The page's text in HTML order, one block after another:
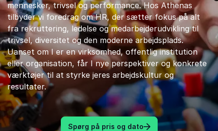
mennesker, trivsel og performance. Hos Athenas
tilbyder vi foredrag om HR, der sætter fokus på alt
fra rekruttering, ledelse og medarbejderudvikling til
trivsel, diversitet og den moderne arbejdsplads.
Uanset om I er en virksomhed, offentlig institution
eller organisation, får I nye perspektiver og konkrete
værktøjer til at styrke jeres arbejdskultur og
resultater.
Spørg på pris og dato